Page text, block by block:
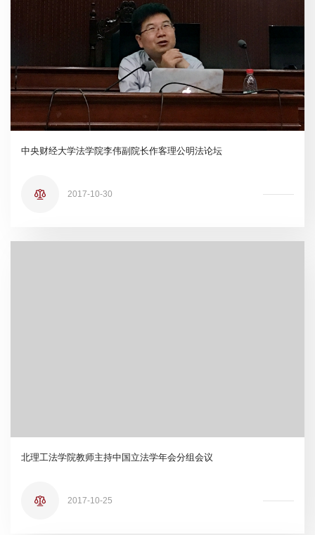
中央财经大学法学院李伟副院长作客理公明法论坛
2017-10-30
北理工法学院教师主持中国立法学年会分组会议
2017-10-25